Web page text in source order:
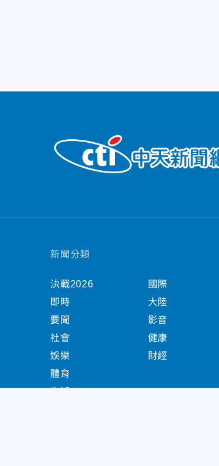
新聞分類
決戰2026
即時
要聞
社會
娛樂
體育
國際
大陸
影音
健康
財經